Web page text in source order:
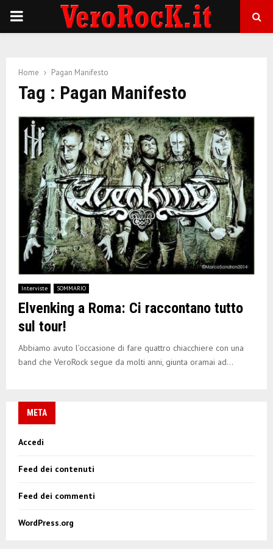
P
M
N
U
Home Pagan Manifesto
Tag : Pagan Manifesto
Interviste SOMMARIO
Elvenking a Roma: Ci raccontano tutto
sul tour!
Abbiamo avuto l’occasione di fare quattro chiacchiere con una
band che VeroRock segue da molti anni, giunta oramai ad...
META
Accedi
Feed dei contenuti
Feed dei commenti
WordPress.org